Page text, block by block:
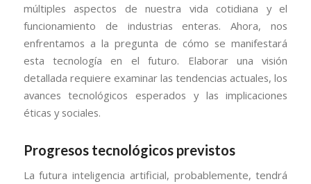
múltiples aspectos de nuestra vida cotidiana y el
funcionamiento de industrias enteras. Ahora, nos
enfrentamos a la pregunta de cómo se manifestará
esta tecnología en el futuro. Elaborar una visión
detallada requiere examinar las tendencias actuales, los
avances tecnológicos esperados y las implicaciones
éticas y sociales.
Progresos tecnológicos previstos
La futura inteligencia artificial, probablemente, tendrá